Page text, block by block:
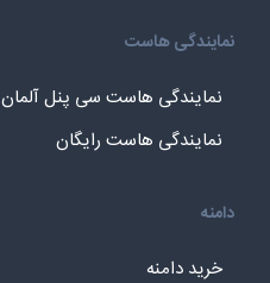
نمایندگی هاست
نمایندگی هاست سی پنل آلمان
نمایندگی هاست رایگان
دامنه
خرید دامنه